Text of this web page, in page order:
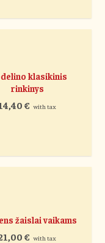
klasikinis
rinkinys
€ with tax
žaislai vaikams
€ with tax